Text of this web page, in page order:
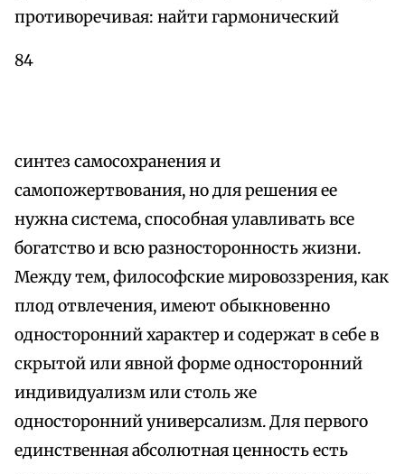
противоречивая: найти гармонический
84
синтез самосохранения и
самопожертвования, но для решения ее
нужна система, способная улавливать все
богатство и всю разносторонность жизни.
Между тем, философские мировоззрения, как
плод отвлечения, имеют обыкновенно
односторонний характер и содержат в себе в
скрытой или явной форме односторонний
индивидуализм или столь же
односторонний универсализм. Для первого
единственная абсолютная ценность есть